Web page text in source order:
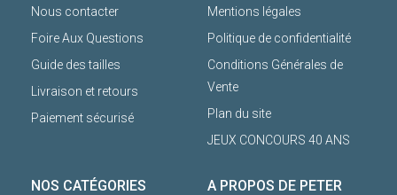
Nous contacter
Foire Aux Questions
Guide des tailles
Livraison et retours
Paiement sécurisé
Mentions légales
Politique de confidentialité
Conditions Générales de
Vente
Plan du site
JEUX CONCOURS 40 ANS
NOS CATÉGORIES
A PROPOS DE PETER